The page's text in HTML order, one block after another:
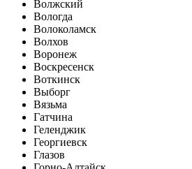
Волжский
Вологда
Волоколамск
Волхов
Воронеж
Воскресенск
Воткинск
Выборг
Вязьма
Гатчина
Геленджик
Георгиевск
Глазов